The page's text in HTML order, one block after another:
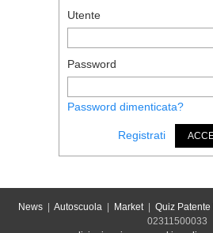
Utente
Password
Password dimenticata?
Registrati
News| Autoscuola| Market| Quiz Patente
02311500033